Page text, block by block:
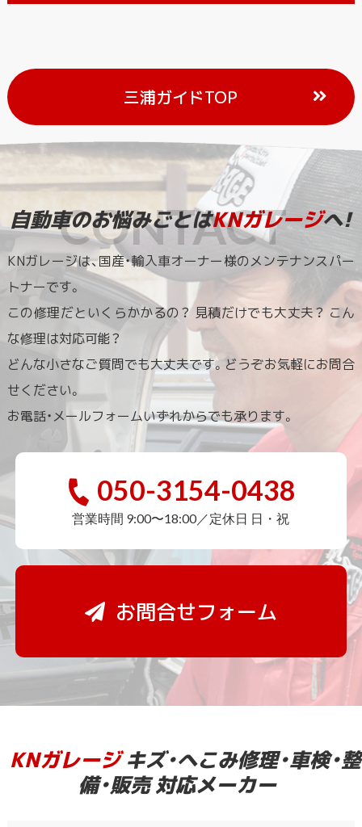
三浦ガイドTOP
自動車のお悩みごとはKNガレージへ!
KNガレージは、国産・輸入車オーナー様のメンテナンスパー
トナーです。
この修理だといくらかかるの？ 見積だけでも大丈夫？ こん
な修理は対応可能？
どんな小さなご質問でも大丈夫です。どうぞお気軽にお問合
せください。
お電話・メールフォームいずれからでも承ります。
050-3154-0438
営業時間 9:00〜18:00／定休日 日・祝
お問合せフォーム
KNガレージキズ・へこみ修理・車検・整
備・販売 対応メーカー